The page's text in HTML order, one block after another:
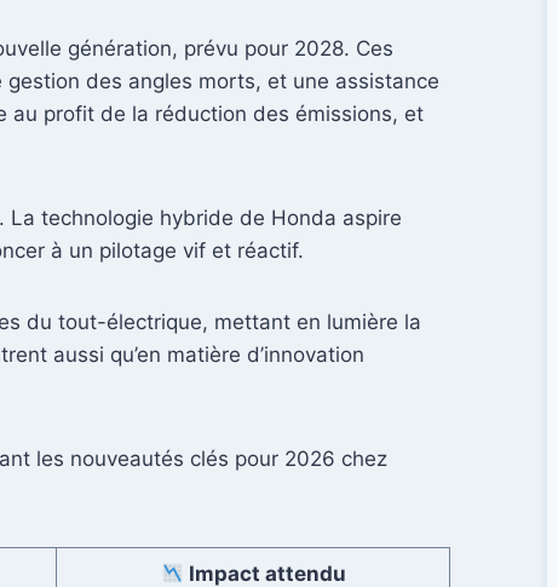
génération, prévu pour 2028. Ces
des angles morts, et une assistance
au profit de la réduction des émissions, et
technologie hybride de Honda aspire
à un pilotage vif et réactif.
du tout-électrique, mettant en lumière la
aussi qu’en matière d’innovation
les nouveautés clés pour 2026 chez
Impact attendu